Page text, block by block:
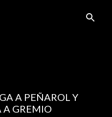
A PEÑAROL Y
A GREMIO